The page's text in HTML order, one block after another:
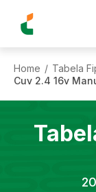
Home / Tabela
Cuv 2.4 16v